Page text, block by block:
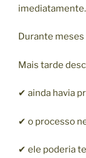
imediatamente.
Durante meses
Mais tarde
✔ ainda havia
✔ o processo
✔ ele poderia